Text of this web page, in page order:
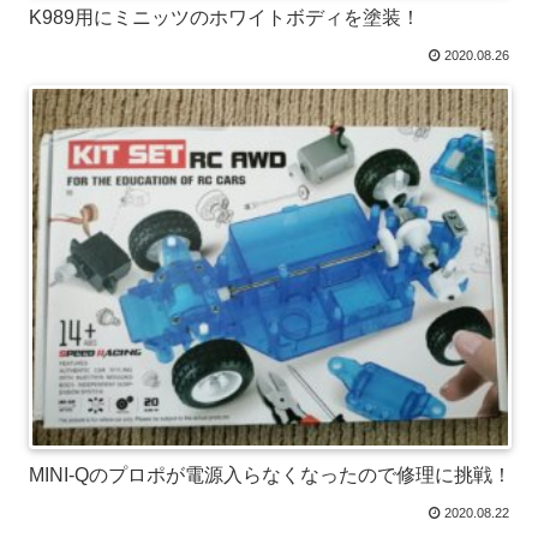
K989用にミニッツのホワイトボディを塗装！
2020.08.26
MINI-Qのプロポが電源入らなくなったので修理に挑戦！
2020.08.22